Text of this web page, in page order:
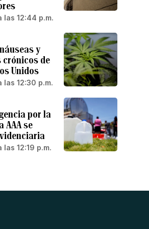
las 12:44 p.m.
y
crónicos de
Unidos
12:30 p.m.
por la
AAA se
12:19 p.m.